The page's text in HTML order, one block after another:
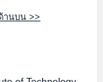
านบน >>